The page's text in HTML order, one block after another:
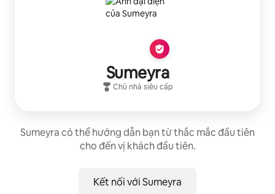
Sumeyra
Chủ nhà siêu cấp
Sumeyra có thể hướng dẫn bạn từ thắc mắc đầu tiên
cho đến vị khách đầu tiên.
Kết nối với Sumeyra